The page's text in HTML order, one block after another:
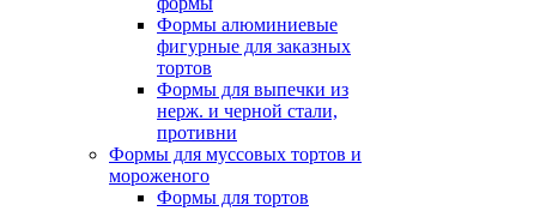
Формы алюминиевые
фигурные для заказных
тортов
Формы для выпечки из
нерж. и черной стали,
противни
Формы для муссовых тортов и
мороженого
Формы для тортов